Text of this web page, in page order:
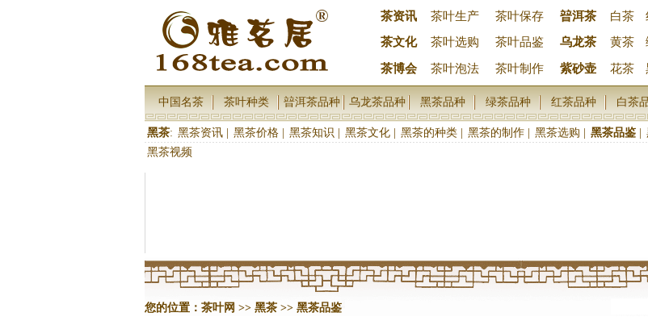
茶资讯 茶叶生产 茶叶保存 暜洱茶 白茶
茶文化
茶叶选购 茶叶品鉴 乌龙茶 黄茶
茶博会 茶叶泡法 茶叶制作 紫砂壶 花茶
中国名茶 茶叶种类 暜洱茶品种 乌龙茶品种 黑茶品种 绿茶品种 红茶品种 白茶
黑茶: 黑茶资讯| 黑茶价格| 黑茶知识 黑茶文化| 黑茶的种类| 黑茶的制作| 黑茶选购 黑茶品鉴|
黑茶视频
您的位置： 茶叶网 >> 黑茶>> 黑茶品鉴